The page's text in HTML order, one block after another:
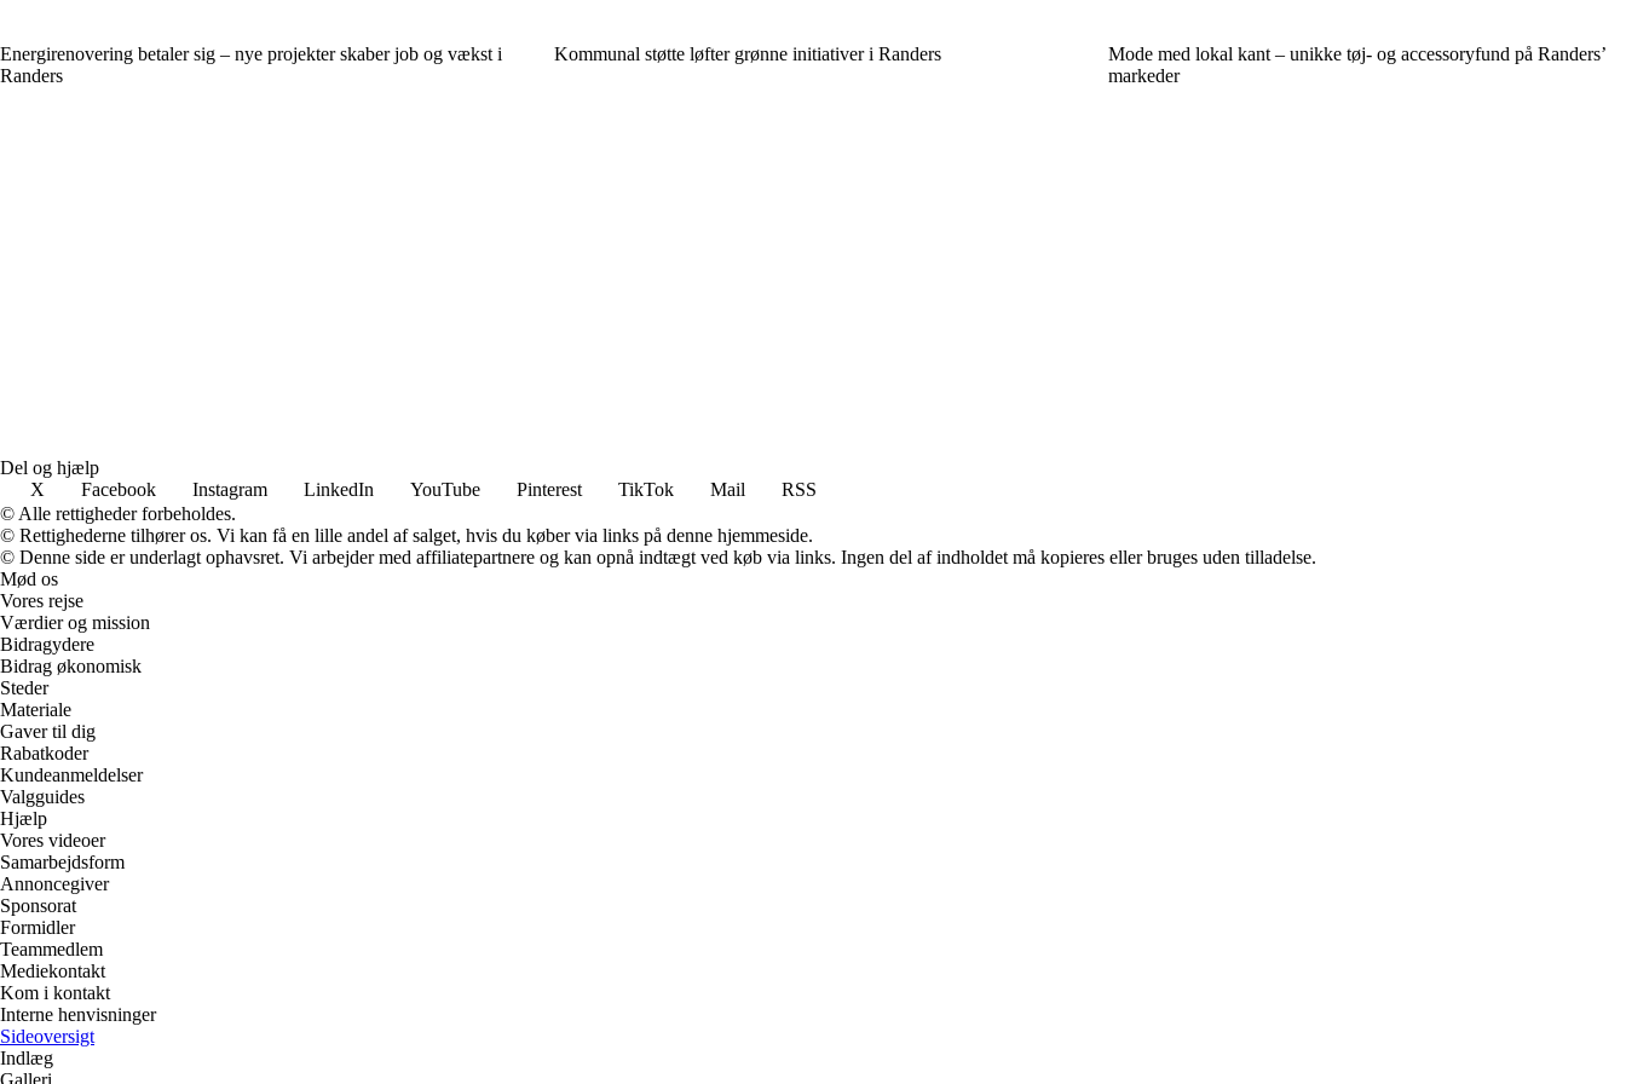
Energirenovering betaler sig – nye projekter skaber job og vækst i
Randers
Kommunal støtte løfter grønne initiativer i Randers
Mode med lokal kant – unikke tøj- og accessoryfund på Randers’
markeder
Del og hjælp
X
Facebook Instagram LinkedIn YouTube Pinterest TikTok Mail
RSS
© Alle rettigheder forbeholdes.
© Rettighederne tilhører os. Vi kan få en lille andel af salget, hvis du køber via links på denne hjemmeside.
© Denne side er underlagt ophavsret. Vi arbejder med affiliatepartnere og kan opnå indtægt ved køb via links. Ingen del af indholdet må kopieres eller bruges uden tilladelse.
Mød os
Vores rejse
Værdier og mission
Bidragydere
Bidrag økonomisk
Steder
Materiale
Gaver til dig
Rabatkoder
Kundeanmeldelser
Valgguides
Hjælp
Vores videoer
Samarbejdsform
Annoncegiver
Sponsorat
Formidler
Teammedlem
Mediekontakt
Kom i kontakt
Interne henvisninger
Sideoversigt
Indlæg
Galleri